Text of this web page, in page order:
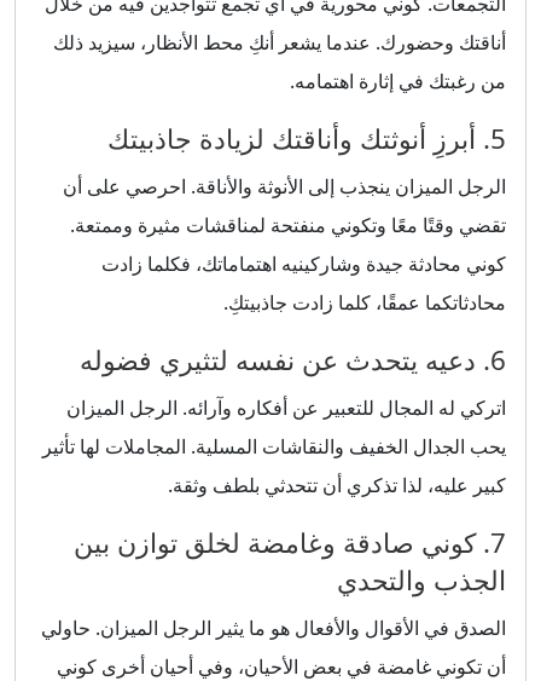
أناقتك وحضورك. عندما يشعر أنكِ محط الأنظار، سيزيد ذلك
من رغبتك في إثارة اهتمامه.
5. أبرزِ أنوثتك وأناقتك لزيادة جاذبيتك
الرجل الميزان ينجذب إلى الأنوثة والأناقة. احرصي على أن
تقضي وقتًا معًا وتكوني منفتحة لمناقشات مثيرة وممتعة.
كوني محادثة جيدة وشاركينيه اهتماماتك، فكلما زادت
محادثاتكما عمقًا، كلما زادت جاذبيتكِ.
6. دعيه يتحدث عن نفسه لتثيري فضوله
اتركي له المجال للتعبير عن أفكاره وآرائه. الرجل الميزان
يحب الجدال الخفيف والنقاشات المسلية. المجاملات لها تأثير
كبير عليه، لذا تذكري أن تتحدثي بلطف وثقة.
7. كوني صادقة وغامضة لخلق توازن بين
الجذب والتحدي
الصدق في الأقوال والأفعال هو ما يثير الرجل الميزان. حاولي
أن تكوني غامضة في بعض الأحيان، وفي أحيان أخرى كوني